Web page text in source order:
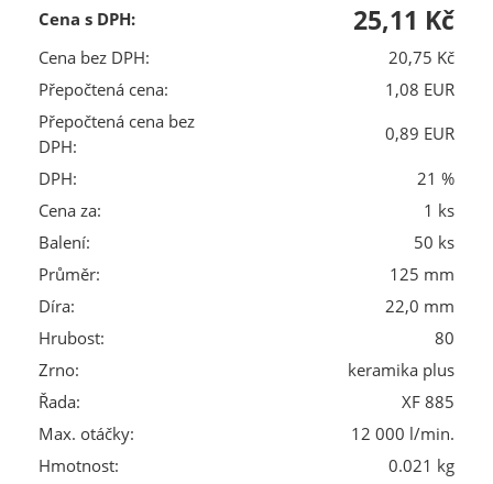
Cena s DPH:
25,11 Kč
Cena bez DPH:
20,75 Kč
Přepočtená cena:
1,08 EUR
Přepočtená cena bez
DPH:
0,89 EUR
DPH:
21 %
Cena za:
1 ks
Balení:
50 ks
Průměr:
125 mm
Díra:
22,0 mm
Hrubost:
80
Zrno:
keramika plus
Řada:
XF 885
Max. otáčky:
12 000 l/min.
Hmotnost:
0.021 kg